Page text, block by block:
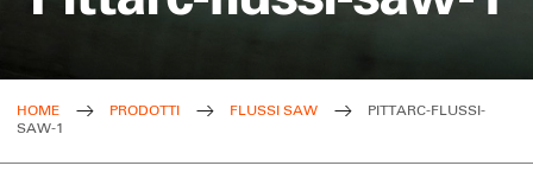
HOME PRODOTTI FLUSSI SAW
PITTARC-FLUSSI-
SAW-1